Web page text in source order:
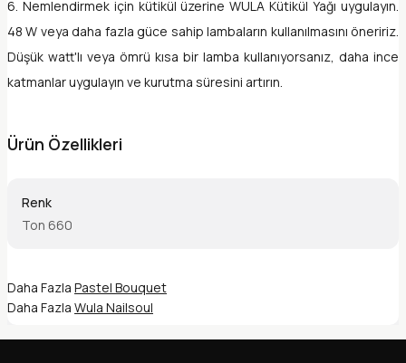
6. Nemlendirmek için kütikül üzerine WULA Kütikül Yağı uygulayın.
48 W veya daha fazla güce sahip lambaların kullanılmasını öneririz.
Düşük watt'lı veya ömrü kısa bir lamba kullanıyorsanız, daha ince
katmanlar uygulayın ve kurutma süresini artırın.
Ürün Özellikleri
Renk
Ton 660
Daha Fazla Pastel Bouquet
Daha Fazla Wula Nailsoul